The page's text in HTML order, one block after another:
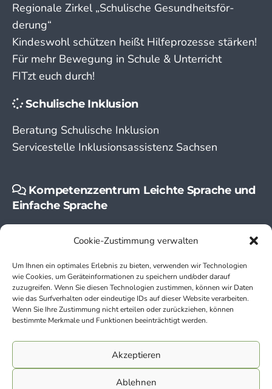
Cookie-Zustimmung verwalten
Um Ihnen ein optimales Erlebnis zu bieten, verwenden wir Technologien
wie Cookies, um Geräteinformationen zu speichern und/oder darauf
zuzugreifen. Wenn Sie diesen Technologien zustimmen, können wir Daten
wie das Surfverhalten oder eindeutige IDs auf dieser Website verarbeiten.
Wenn Sie Ihre Zustimmung nicht erteilen oder zurückziehen, können
bestimmte Merkmale und Funktionen beeinträchtigt werden.
Akzeptieren
Ablehnen
Regionale Zirkel „Schu­lische Gesund­­heits­­­för­­
derung“
Kindeswohl schützen heißt Hilfeprozesse stärken!
Für mehr Bewegung in Schule & Unterricht
FITzt euch durch!
Schulische Inklusion
Beratung Schulische Inklusion
Servicestelle Inklusionsassistenz Sachsen
Kompetenzzentrum Leichte Sprache und
Einfache Sprache
Einfache Sprache
Kontakt
Impressum